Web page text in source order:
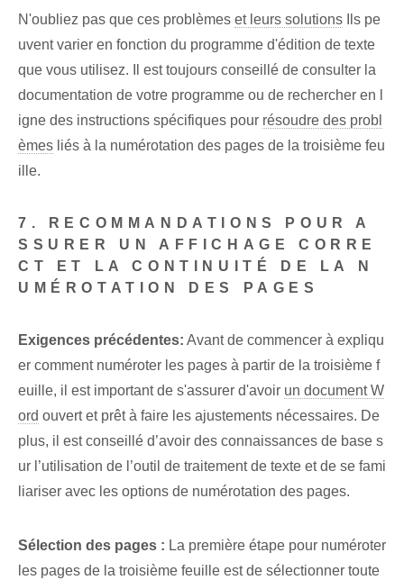
N'oubliez pas que ces problèmes et leurs solutions Ils pe
uvent varier en fonction du programme d'édition de texte
que vous utilisez. Il est toujours conseillé de consulter la
documentation de votre programme ou de rechercher en l
igne des instructions spécifiques pour résoudre des probl
èmes liés à la numérotation des pages de la troisième feu
ille.
7. RECOMMANDATIONS POUR A
SSURER UN AFFICHAGE CORRE
CT ET LA CONTINUITÉ DE LA N
UMÉROTATION DES PAGES
Exigences précédentes: Avant de commencer à expliqu
er comment numéroter les pages à partir de la troisième f
euille, il est important de s'assurer d'avoir un document W
ord ouvert et prêt à faire les ajustements nécessaires. De
plus, il est conseillé d’avoir des connaissances de base s
ur l’utilisation de l’outil de traitement de texte et de se fami
liariser avec les options de numérotation des pages.
Sélection des pages : La première étape pour numéroter
les pages de la troisième feuille est de sélectionner toute